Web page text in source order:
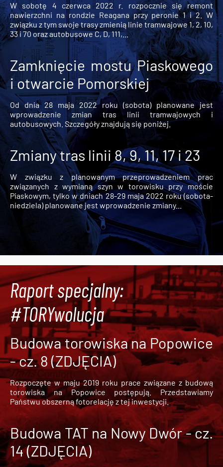
W sobotę 4 czerwca 2022 r. rozpocznie się remont
nawierzchni na rondzie Reagana przy peronie 1 i 2. W
związku z tym swoje trasy zmienią linie tramwajowe 1, 2, 10,
33 i 70 oraz autobusowe C, D, 111,...
Zamknięcie mostu Piaskowego
i otwarcie Pomorskiej
Od dnia 28 maja 2022 roku (sobota) planowane jest
wprowadzenie zmian tras linii tramwajowych i
autobusowych. Szczegóły znajdują się poniżej.
Zmiany tras linii 8, 9, 11, 17 i 23
W związku z planowanym przeprowadzeniem prac
związanych z wymianą szyn w torowisku przy moście
Piaskowym, tylko w dniach 28-29 maja 2022 roku (sobota-
niedziela) planowane jest wprowadzenie zmiany...
Raport specjalny:
#TORYwolucja
Budowa torowiska na Popowice
- cz. 8 (ZDJĘCIA)
Rozpoczęte w maju 2019 roku prace związane z budową
torowiska na Popowice
postępują. Przedstawiamy
Państwu obszerną fotorelację z tej inwestycji.
Budowa TAT na Nowy Dwór - cz.
14 (ZDJĘCIA)